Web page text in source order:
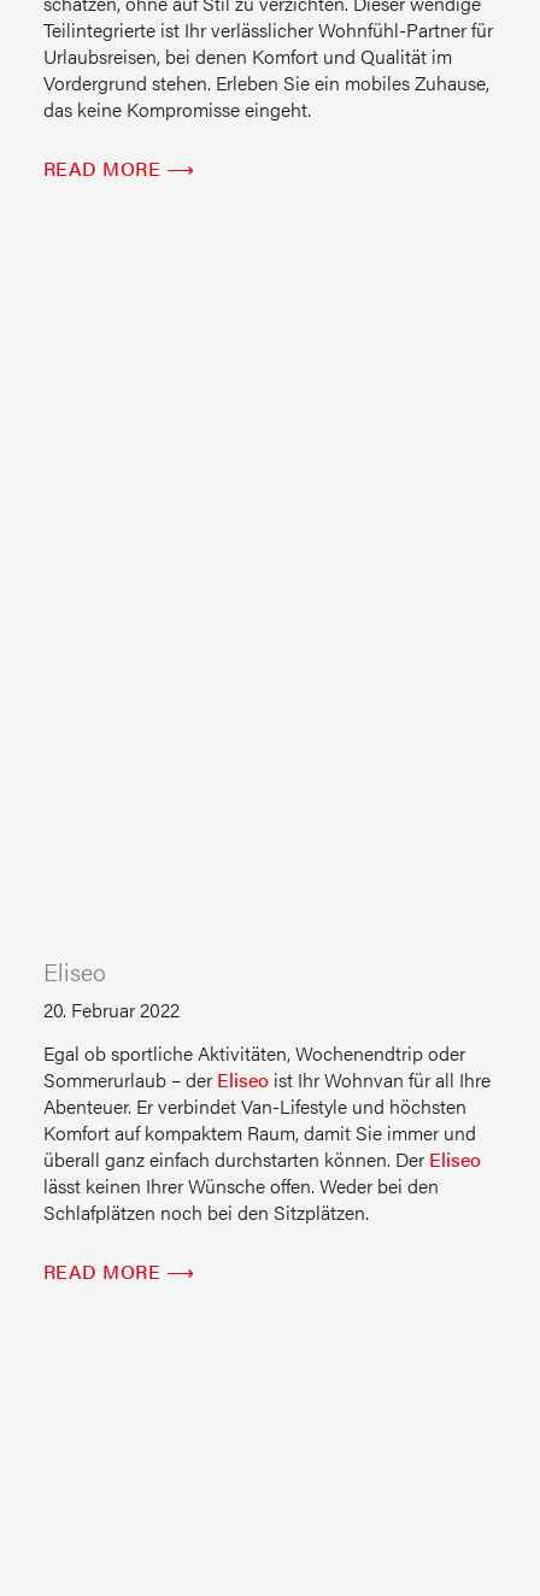
Teilintegrierte ist Ihr verlässlicher Wohnfühl-Partner für
Urlaubsreisen, bei denen Komfort und Qualität im
Vordergrund stehen. Erleben Sie ein mobiles Zuhause,
das keine Kompromisse eingeht.
READ MORE ⟶
Eliseo
20. Februar 2022
Egal ob sportliche Aktivitäten, Wochenendtrip oder
Sommerurlaub – der Eliseoist Ihr Wohnvan für all Ihre
Abenteuer. Er verbindet Van-Lifestyle und höchsten
Komfort auf kompaktem Raum, damit Sie immer und
überall ganz einfach durchstarten können. Der Eliseo
lässt keinen Ihrer Wünsche offen. Weder bei den
Schlafplätzen noch bei den Sitzplätzen.
READ MORE ⟶